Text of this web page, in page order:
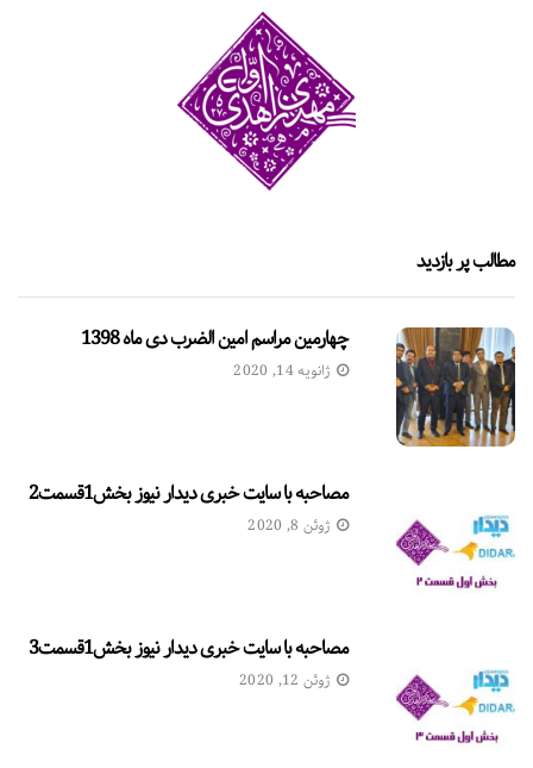
مطالب پر بازدید
چهارمین مراسم امین الضرب دی ماه 1398
ژانویه 14, 2020
مصاحبه با سایت خبری دیدار نیوز بخش1قسمت2
ژوئن 8, 2020
مصاحبه با سایت خبری دیدار نیوز بخش1قسمت3
ژوئن 12, 2020